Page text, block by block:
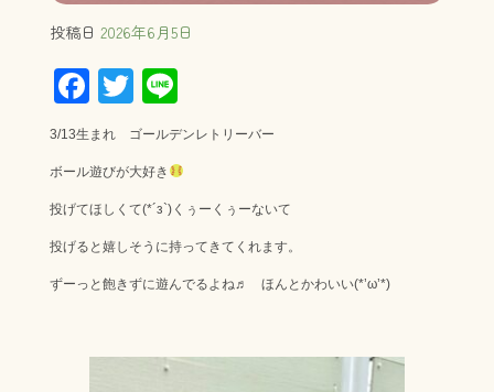
投稿日 2026年6月5日
F
ac
e
b
o
ok
T
wi
tt
er
Li
ne
3/13生まれ ゴールデンレトリーバー
ボール遊びが大好き
投げてほしくて(*´з`)くぅーくぅーないて
投げると嬉しそうに持ってきてくれます。
ずーっと飽きずに遊んでるよね♬ ほんとかわいい(*’ω’*)